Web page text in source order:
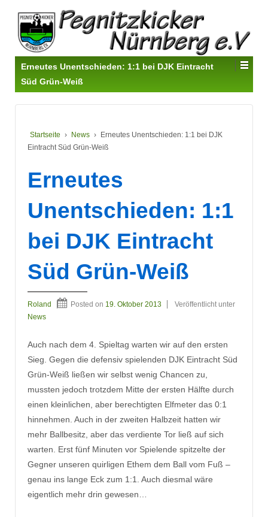
Erneutes Unentschieden: 1:1 bei DJK Eintracht
Süd Grün-Weiß
Startseite › News › Erneutes Unentschieden: 1:1 bei DJK
Eintracht Süd Grün-Weiß
Erneutes
Unentschieden: 1:1
bei DJK Eintracht
Süd Grün-Weiß
Roland Posted on 19. Oktober 2013
Veröffentlicht unter
News
Auch nach dem 4. Spieltag warten wir auf den ersten
Sieg. Gegen die defensiv spielenden DJK Eintracht Süd
Grün-Weiß ließen wir selbst wenig Chancen zu,
mussten jedoch trotzdem Mitte der ersten Hälfte durch
einen kleinlichen, aber berechtigten Elfmeter das 0:1
hinnehmen. Auch in der zweiten Halbzeit hatten wir
mehr Ballbesitz, aber das verdiente Tor ließ auf sich
warten. Erst fünf Minuten vor Spielende spitzelte der
Gegner unseren quirligen Ethem dem Ball vom Fuß –
genau ins lange Eck zum 1:1. Auch diesmal wäre
eigentlich mehr drin gewesen…